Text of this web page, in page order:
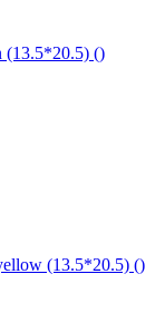
(13.5*20.5) ()
(13.5*20.5) ()